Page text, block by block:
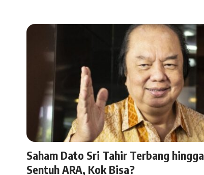
Saham Dato Sri Tahir Terbang hingga
Sentuh ARA, Kok Bisa?